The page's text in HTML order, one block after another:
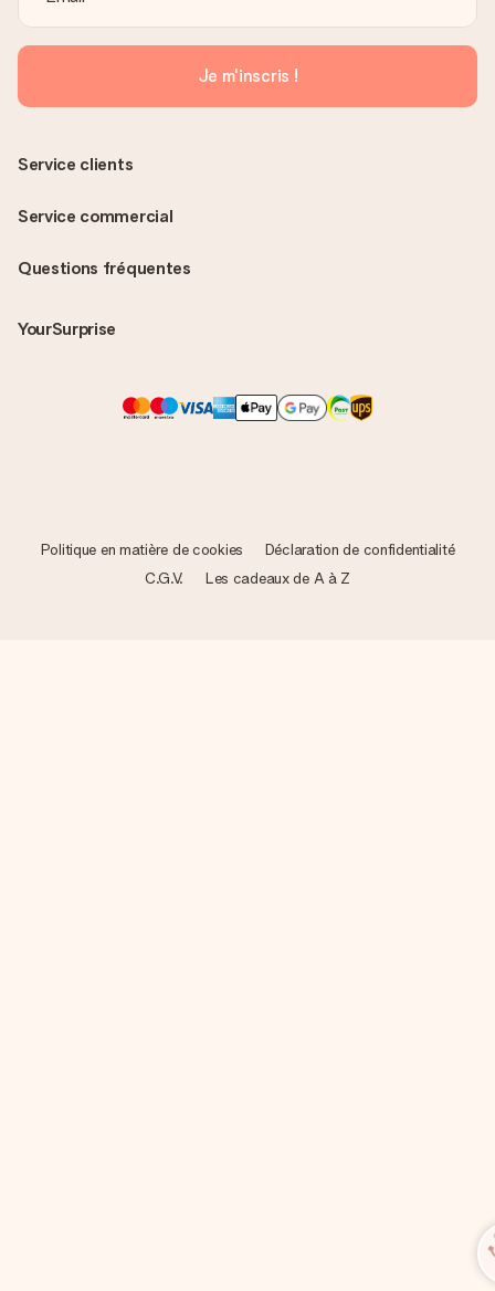
Je m'inscris !
Questions fréquentes
YourSurprise
Service clients
Service commercial
Politique en matière de cookies
Déclaration de confidentialité
C.G.V.
Les cadeaux de A à Z